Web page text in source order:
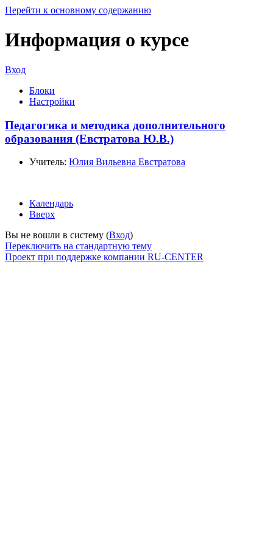
Перейти к основному содержанию
Информация о курсе
Вход
Блоки
Настройки
Педагогика и методика дополнительного
образования (Евстратова Ю.В.)
Учитель: Юлия Вильевна Евстратова
Календарь
Вверх
Вы не вошли в систему (Вход)
Переключить на стандартную тему
Проект при поддержке компании RU-CENTER